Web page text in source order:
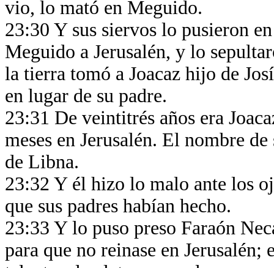
vio, lo mató en Meguido.
23:30 Y sus siervos lo pusieron
Meguido a Jerusalén, y lo
la tierra tomó a Joacaz hijo de
en lugar de su padre.
23:31 De veintitrés años era
meses en Jerusalén. El nombre
de Libna.
23:32 Y él hizo lo malo ante los
que sus padres habían hecho.
23:33 Y lo puso preso Faraón
para que no reinase en